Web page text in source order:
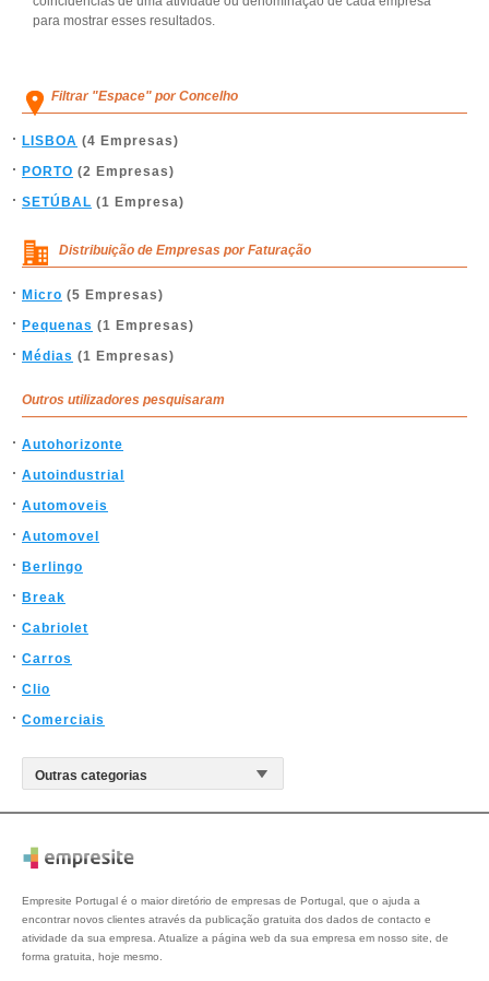
para mostrar esses resultados.
Filtrar "Espace" por Concelho
LISBOA (4 Empresas)
PORTO (2 Empresas)
SETÚBAL (1 Empresa)
Distribuição de Empresas por Faturação
Micro (5 Empresas)
Pequenas (1 Empresas)
Médias (1 Empresas)
Outros utilizadores pesquisaram
Autohorizonte
Autoindustrial
Automoveis
Automovel
Berlingo
Break
Cabriolet
Carros
Clio
Comerciais
Empresite Portugal é o maior diretório de empresas de Portugal, que o ajuda a
encontrar novos clientes através da publicação gratuita dos dados de contacto e
atividade da sua empresa. Atualize a página web da sua empresa em nosso site, de
forma gratuita, hoje mesmo.